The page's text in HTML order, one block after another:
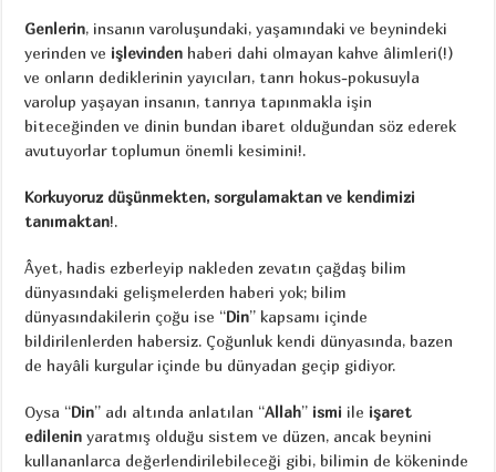
Genlerin, insanın varoluşundaki, yaşamındaki ve beynindeki
yerinden ve işlevinden haberi dahi olmayan kahve âlimleri(!)
ve onların dediklerinin yayıcıları, tanrı hokus-pokusuyla
varolup yaşayan insanın, tanrıya tapınmakla işin
biteceğinden ve dinin bundan ibaret olduğundan söz ederek
avutuyorlar toplumun önemli kesimini!.
Korkuyoruz düşünmekten, sorgulamaktan ve kendimizi
tanımaktan!.
Âyet, hadis ezberleyip nakleden zevatın çağdaş bilim
dünyasındaki gelişmelerden haberi yok; bilim
dünyasındakilerin çoğu ise “Din” kapsamı içinde
bildirilenlerden habersiz. Çoğunluk kendi dünyasında, bazen
de hayâli kurgular içinde bu dünyadan geçip gidiyor.
Oysa “Din” adı altında anlatılan “Allah” ismi ile işaret
edilenin yaratmış olduğu sistem ve düzen, ancak beynini
kullananlarca değerlendirilebileceği gibi, bilimin de kökeninde